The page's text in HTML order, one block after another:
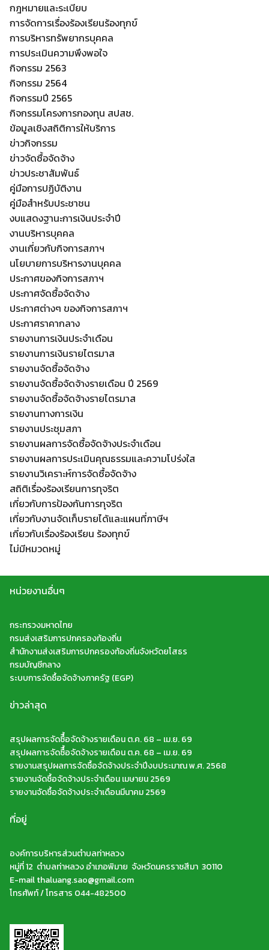
for:
กฎหมายและระเบียบ
การจัดการเรื่องร้องเรียนร้องทุกข์
การบริหารทรัพยากรบุคคล
การประเมินความพึงพอใจ
กิจกรรม 2563
กิจกรรม 2564
กิจกรรมปี 2565
กิจกรรมโครงการกองทุน สปสช.
ข้อมูลเชิงสถิติการให้บริการ
ข่าวกิจกรรม
ข่าวจัดซื้อจัดจ้าง
ข่าวประชาสัมพันธ์
คู่มือการปฏิบัติงาน
คู่มือสำหรับประชาชน
งบแสดงฐานะการเงินประจำปี
งานบริหารบุคคล
งานเกี่ยวกับกิจการสภาฯ
นโยบายการบริหารงานบุคคล
ประกาศของกิจการสภาฯ
ประกาศจัดซื้อจัดจ้าง
ประกาศต่างๆ ของกิจการสภาฯ
ประกาศราคากลาง
รายงานการเงินประจำเดือน
รายงานการเงินรายไตรมาส
รายงานจัดซื้อจัดจ้าง
รายงานจัดซื้อจัดจ้างรายเดือน ปี 2569
รายงานจัดซื้อจัดจ้างรายไตรมาส
รายงานทางการเงิน
รายงานประชุมสภา
รายงานผลการจัดซื้อจัดจ้างประจำเดือน
รายงานผลการประเมินคุณธรรมและความโปร่งใส
รายงานวิเคราะห์การจัดซื้อจัดจ้าง
สถิติเรื่องร้องเรียนการทุจริต
เกี่ยวกับการป้องกันการทุจริต
เกี่ยวกับงานจัดเก็บรายได้และแผนที่ภาษีฯ
เกี่ยวกับเรื่องร้องเรียน ร้องทุกข์
ไม่มีหมวดหมู่
หน่วยงานอื่นๆ
กระทรวงมหาดไทย
กรมส่งเสริมการปกครองท้องถิ่น
สำนักงานส่งเสริมการปกครองท้องถิ่นจังหวัดยโสธร
กรมบัญชีกลาง
ระบบการจัดซื้อจัดจ้างภาครัฐ (EGP)
ข่าวล่าสุด
สรุปผลการจัดซืื้อจัดจ้างรายเดือน ต.ค. 68 – เม.ย. 69
สรุปผลการจัดซืื้อจัดจ้างรายเดือน ต.ค. 68 – เม.ย. 69
รายงานสรุปผลการจัดซื้อจัดจ้างประจำปีงบประมาณ พ.ศ. 2568
รายงานจัดซื้อจัดจ้างประจำเดือน เมษายน 2569
รายงานจัดซื้อจัดจ้างประจำเดือนมีนาคม 2569
ที่อยู่
องค์การบริหารส่วนตำบลท่าหลวง
หมู่ที่ 12 ตำบลท่าหลวง อำเภอพิมาย จังหวัดนครราชสีมา 30110
E-mail thaluang.sao@gmail.com
โทรศัพท์ / โทรสาร 044-482500